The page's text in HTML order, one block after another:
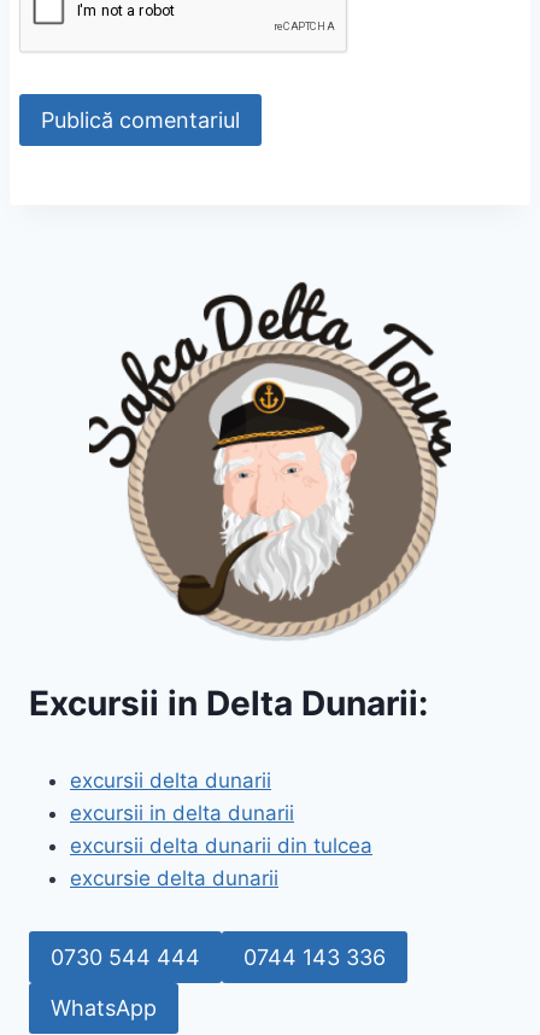
Excursii in Delta Dunarii:
excursii delta dunarii
excursii in delta dunarii
excursii delta dunarii din tulcea
excursie delta dunarii
0730 544 444 0744 143 336
WhatsApp